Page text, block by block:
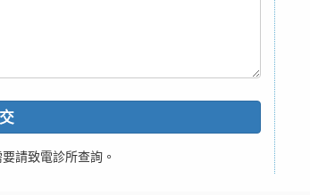
請致電診所查詢。